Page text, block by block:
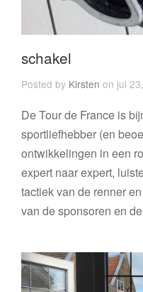
schakel
Posted by Kirsten on jul
De Tour de France is
sportliefhebber (en
ontwikkelingen in een
expert naar expert,
tactiek van de renner
van de sponsoren en